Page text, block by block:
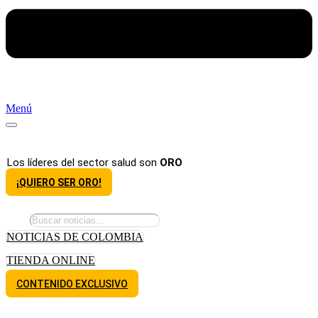
Menú
Los líderes del sector salud son ORO
¡QUIERO SER ORO!
NOTICIAS DE COLOMBIA
TIENDA ONLINE
CONTENIDO EXCLUSIVO